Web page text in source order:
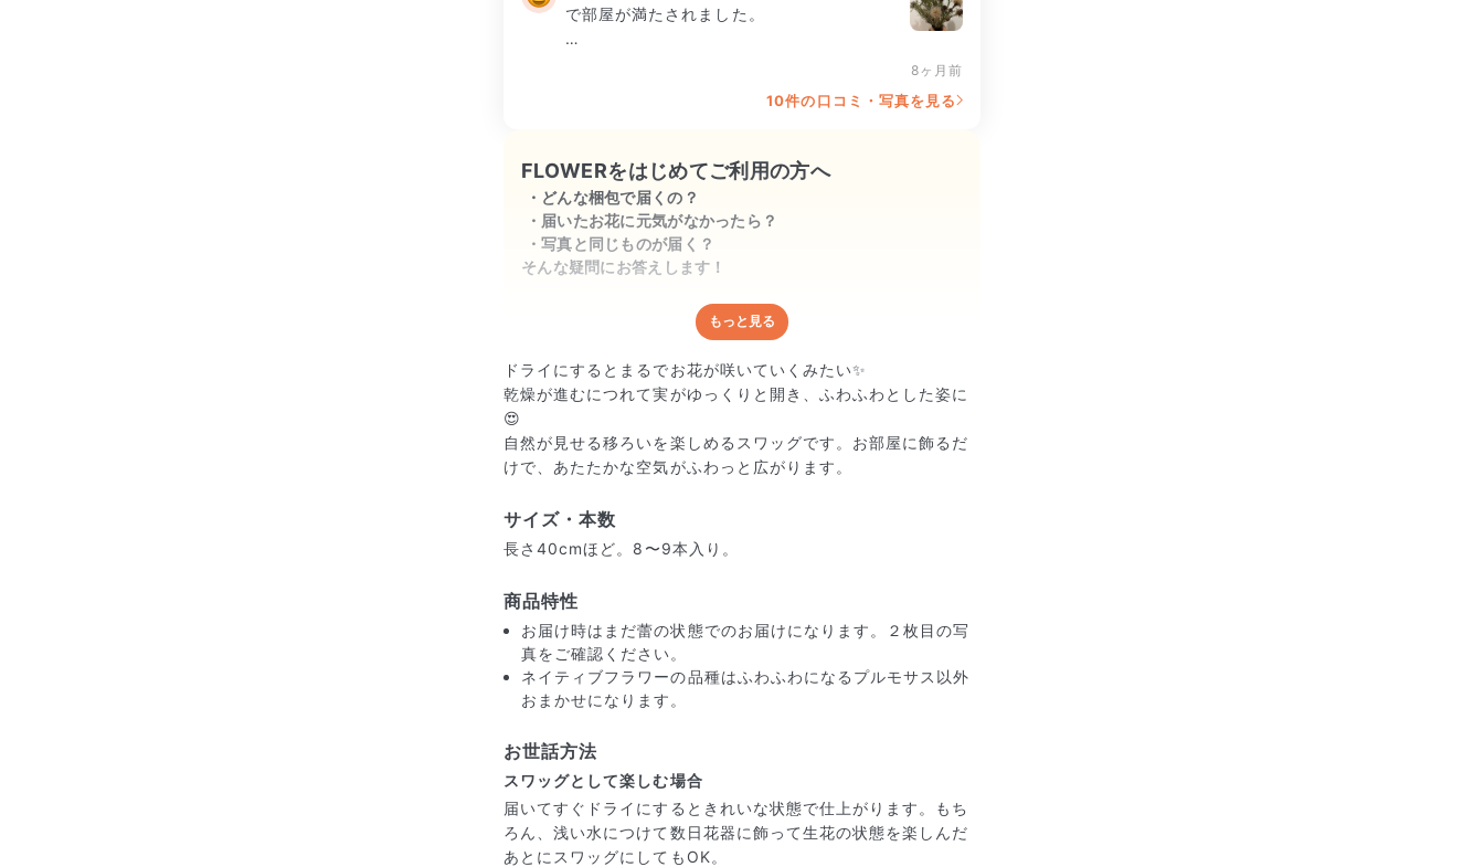
で部屋が満たされました。
8ヶ月前
10件の口コミ・写真を見る
FLOWERをはじめてご利用の方へ
どんな梱包で届くの？
届いたお花に元気がなかったら？
写真と同じものが届く？
そんな疑問にお答えします！
どんな梱包で届くの？
出荷前に水揚げ（花が水を吸いやすくなる処理）を施し、専用
ボックスに丁寧に梱包してお届けしています。きゅっとまとめ
られて一見窮屈そうに見えますが、輸送中の衝撃による折れや
もっと見る
ドライにするとまるでお花が咲いていくみたい✨
乾燥が進むにつれて実がゆっくりと開き、ふわふわとした姿に
😍
自然が見せる移ろいを楽しめるスワッグです。お部屋に飾るだ
けで、あたたかな空気がふわっと広がります。
サイズ・本数
長さ40cmほど。8〜9本入り。
商品特性
お届け時はまだ蕾の状態でのお届けになります。２枚目の写
真をご確認ください。
ネイティブフラワーの品種はふわふわになるプルモサス以外
おまかせになります。
お世話方法
スワッグとして楽しむ場合
届いてすぐドライにするときれいな状態で仕上がります。もち
ろん、浅い水につけて数日花器に飾って生花の状態を楽しんだ
あとにスワッグにしてもOK。